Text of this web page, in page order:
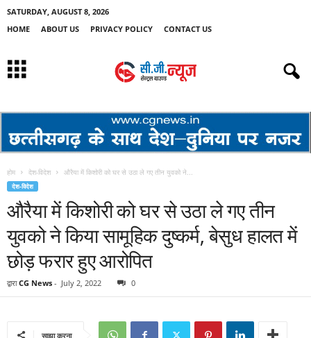
SATURDAY, AUGUST 8, 2026
HOME
ABOUT US PRIVACY POLICY CONTACT US
होम देश-विदेश औरैया में किशोरी को घर से उठा ले गए तीन युवको ने...
देश-विदेश
औरैया में किशोरी को घर से उठा ले गए तीन
युवको ने किया सामूहिक दुष्कर्म, बेसुध हालत में
छोड़ फरार हुए आरोपित
द्वारा CG News - July 2, 2022 0
साझा करना